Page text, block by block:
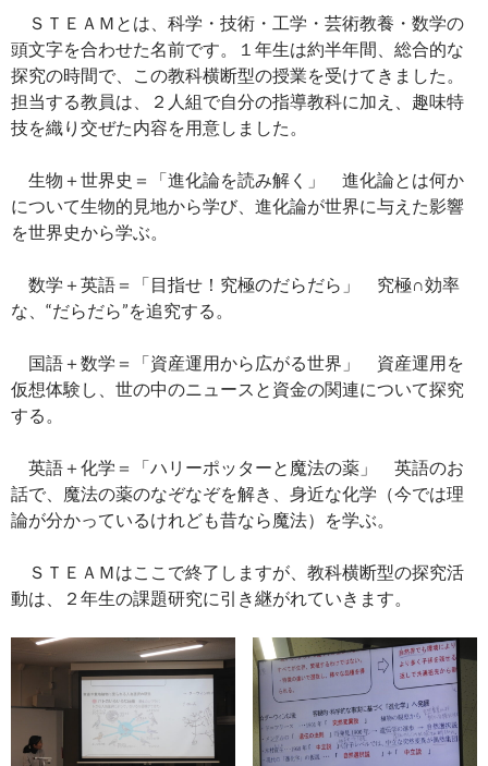
ＳＴＥＡＭとは、科学・技術・工学・芸術教養・数学の
頭文字を合わせた名前です。１年生は約半年間、総合的な
探究の時間で、この教科横断型の授業を受けてきました。
担当する教員は、２人組で自分の指導教科に加え、趣味特
技を織り交ぜた内容を用意しました。
生物＋世界史＝「進化論を読み解く」 進化論とは何か
について生物的見地から学び、進化論が世界に与えた影響
を世界史から学ぶ。
数学＋英語＝「目指せ！究極のだらだら」 究極∩効率
な、“だらだら”を追究する。
国語＋数学＝「資産運用から広がる世界」 資産運用を
仮想体験し、世の中のニュースと資金の関連について探究
する。
英語＋化学＝「ハリーポッターと魔法の薬」 英語のお
話で、魔法の薬のなぞなぞを解き、身近な化学（今では理
論が分かっているけれども昔なら魔法）を学ぶ。
ＳＴＥＡＭはここで終了しますが、教科横断型の探究活
動は、２年生の課題研究に引き継がれていきます。